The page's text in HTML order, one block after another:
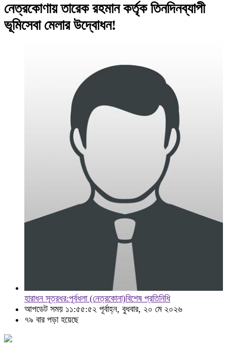
নেত্রকোণায় তারেক রহমান কর্তৃক তিনদিনব্যাপী
ভূমিসেবা মেলার উদ্বোধন!
হারাধন সূত্রধর:পূর্বধলা (নেত্রকোনা)বিশেষ প্রতিনিধি
আপডেট সময় ১১:৫৫:৫২ পূর্বাহ্ন, বুধবার, ২০ মে ২০২৬
৭৯ বার পড়া হয়েছে